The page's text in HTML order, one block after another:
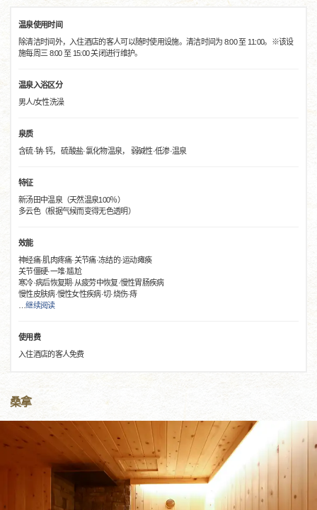
温泉使用时间
除清洁时间外，入住酒店的客人可以随时使用设施。清洁时间为 8:00 至 11:00。※该设
施每周三 8:00 至 15:00 关闭进行维护。
温泉入浴区分
男人/女性洗澡
泉质
含硫·钠·钙， 硫酸盐·氯化物温泉， 弱碱性·低渗·温泉
特征
新汤田中温泉（天然温泉100％）
多云色（根据气候而变得无色透明）
效能
神经痛·肌肉疼痛·关节痛·冻结的·运动瘫痪
关节僵硬·一堆·尴尬
寒冷·病后恢复期·从疲劳中恢复·慢性胃肠疾病
慢性皮肤病·慢性女性疾病·切·烧伤·痔
…继续阅读
使用费
入住酒店的客人免费
桑拿